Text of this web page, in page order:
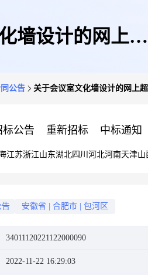
墙设计的网上超
公告 关于会议室文化墙设计的网上
标公告 重新招标 中标通知
江苏浙江山东湖北四川 河北河南天津山
告 安徽省 合肥市 包河区
34011120221122000090
2022-11-22 16:29:03